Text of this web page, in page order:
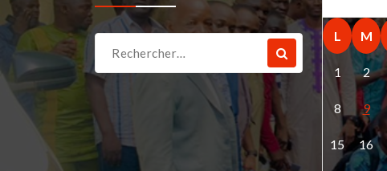
pour :
L M
1 2
8 9
15 16